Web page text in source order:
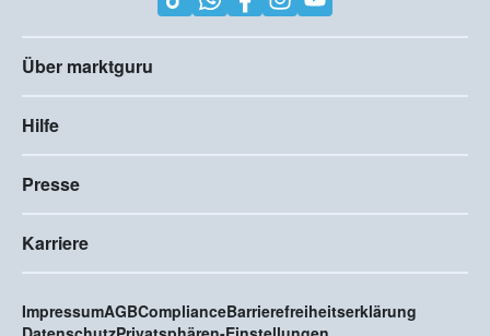
Über marktguru
Hilfe
Presse
Karriere
ImpressumAGBComplianceBarrierefreiheitserklärung